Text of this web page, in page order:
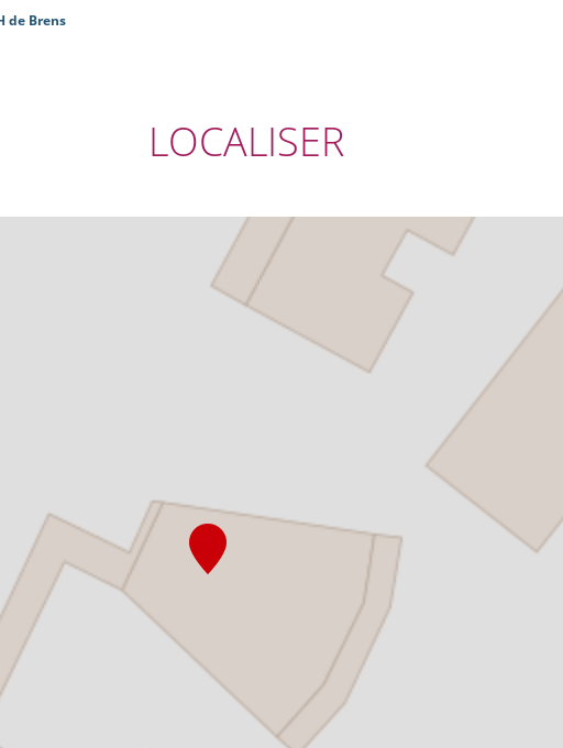
de Brens
LOCALISER